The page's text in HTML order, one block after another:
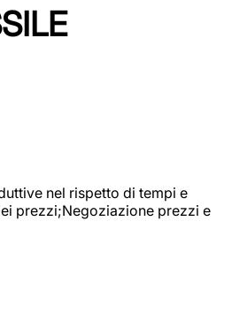
nel rispetto di tempi e
prezzi;Negoziazione prezzi e